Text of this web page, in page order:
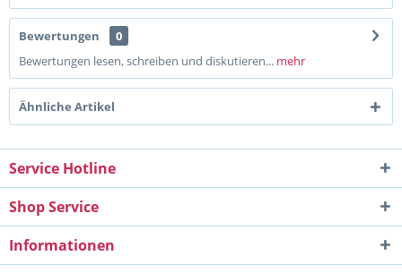
Bewertungen
0
Bewertungen lesen, schreiben und diskutieren... mehr
Ähnliche Artikel
Service Hotline
Shop Service
Informationen